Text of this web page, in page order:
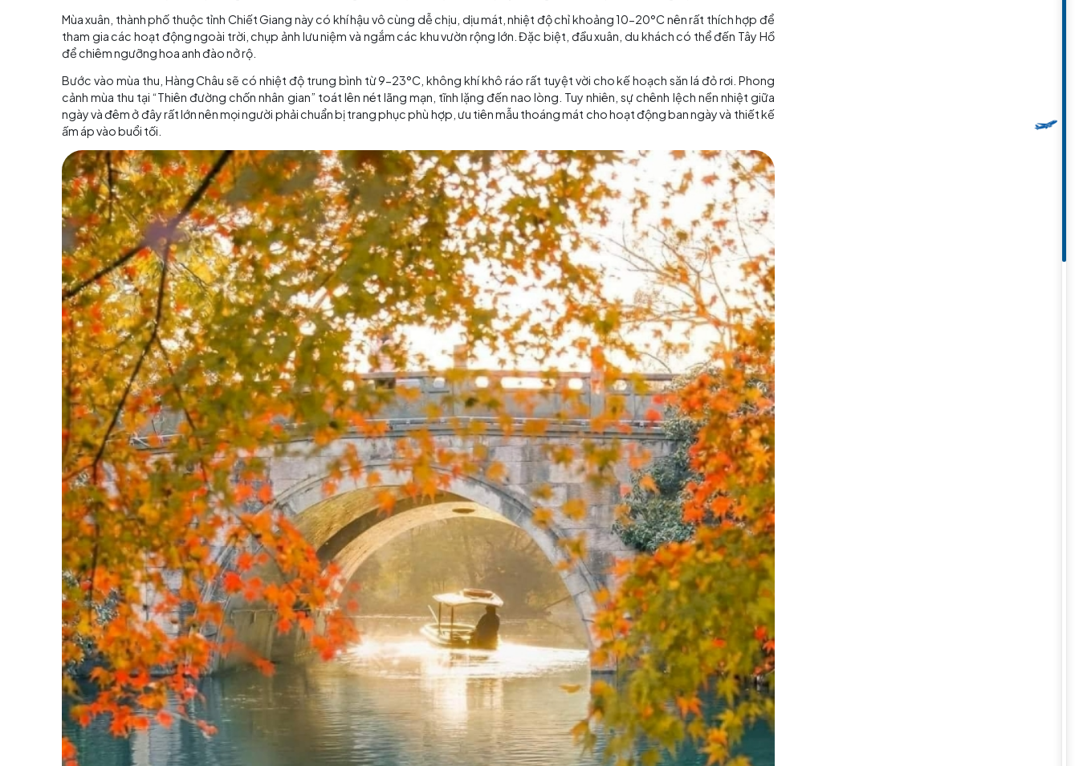
Hàng Châu là thành phố có bề dày lịch sử hơn 1000 năm, sở hữu khung cảnh thiên nhiên hữu tình
Du lịch Hàng Châu mùa nào đẹp nhất?
Du lịch Hàng Châu đẹp nhất vào mùa xuân, cụ thể rơi vào khoảng tháng 3 đến tháng 5 và mùa thu từ tháng 9 đến tháng 11. Đây là hai thời
điểm thời tiết dễ chịu nhất, phong cảnh thiên nhiên cũng trở nên rực rỡ, tạo điều kiện lý tưởng để tham quan và trải nghiệm.
Mùa xuân, thành phố thuộc tỉnh Chiết Giang này có khí hậu vô cùng dễ chịu, dịu mát, nhiệt độ chỉ khoảng 10-20°C nên rất thích hợp để
tham gia các hoạt động ngoài trời, chụp ảnh lưu niệm và ngắm các khu vườn rộng lớn. Đặc biệt, đầu xuân, du khách có thể đến Tây Hồ
để chiêm ngưỡng hoa anh đào nở rộ.
Bước vào mùa thu, Hàng Châu sẽ có nhiệt độ trung bình từ 9-23°C, không khí khô ráo rất tuyệt vời cho kế hoạch săn lá đỏ rơi. Phong
cảnh mùa thu tại “Thiên đường chốn nhân gian” toát lên nét lãng mạn, tĩnh lặng đến nao lòng. Tuy nhiên, sự chênh lệch nền nhiệt giữa
ngày và đêm ở đây rất lớn nên mọi người phải chuẩn bị trang phục phù hợp, ưu tiên mẫu thoáng mát cho hoạt động ban ngày và thiết kế
ấm áp vào buổi tối.